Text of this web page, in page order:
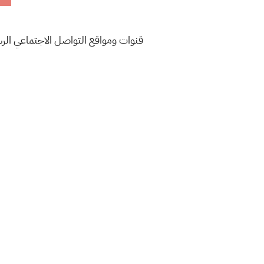
قنوات ومواقع التواصل الاجتماعي